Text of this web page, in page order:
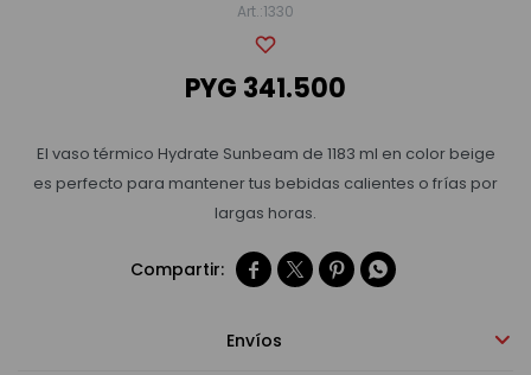
1330
PYG 341.500
El vaso térmico Hydrate Sunbeam de 1183 ml en color beige
es perfecto para mantener tus bebidas calientes o frías por
largas horas.
   
Envíos
Limpieza del hogar